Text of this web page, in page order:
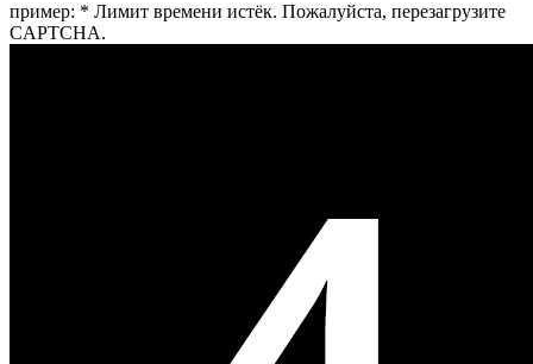
пример: * Лимит времени истёк. Пожалуйста, перезагрузите
CAPTCHA.